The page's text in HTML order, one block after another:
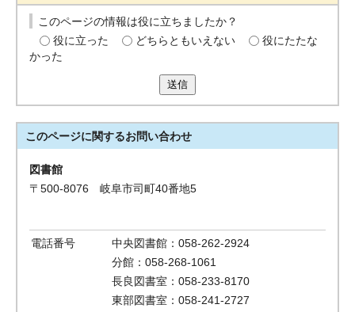
このページの情報は役に立ちましたか？
役に立った
どちらともいえない
役にたたな
かった
送信
このページに関するお問い合わせ
図書館
〒500-8076 岐阜市司町40番地5
電話番号
中央図書館：058-262-2924
分館：058-268-1061
長良図書室：058-233-8170
東部図書室：058-241-2727